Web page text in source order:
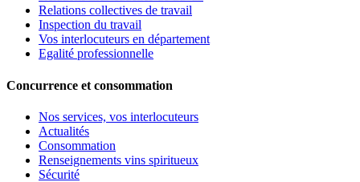
Relations collectives de travail
Inspection du travail
Vos interlocuteurs en département
Egalité professionnelle
Concurrence et consommation
Nos services, vos interlocuteurs
Actualités
Consommation
Renseignements vins spiritueux
Sécurité